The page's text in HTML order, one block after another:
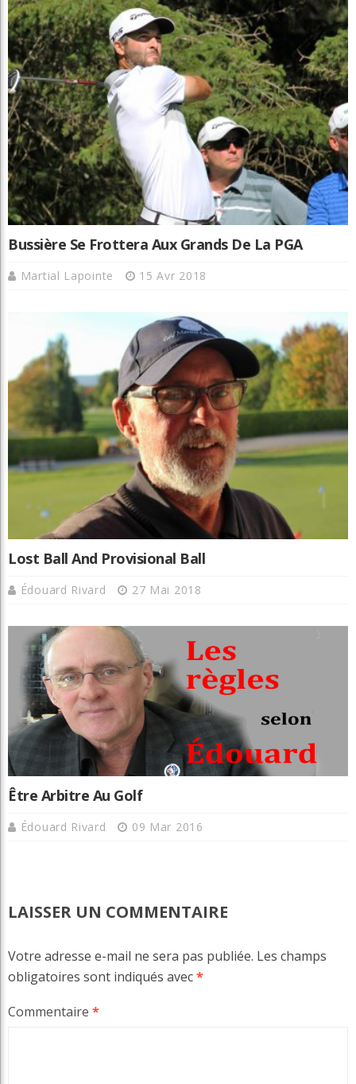
Bussière Se Frottera Aux Grands De La PGA
Martial Lapointe 15 Avr 2018
Lost Ball And Provisional Ball
Édouard Rivard 27 Mai 2018
Être Arbitre Au Golf
Édouard Rivard 09 Mar 2016
LAISSER UN COMMENTAIRE
Votre adresse e-mail ne sera pas publiée. Les champs
obligatoires sont indiqués avec*
Commentaire *